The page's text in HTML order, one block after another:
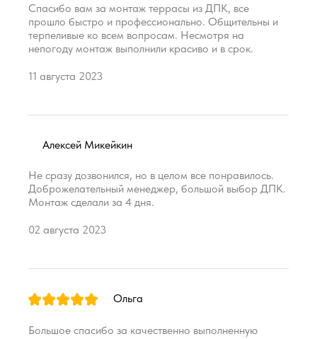
Спасибо вам за монтаж террасы из ДПК, все
прошло быстро и профессионально. Общительны и
терпеливые ко всем вопросам. Несмотря на
непогоду монтаж выполнили красиво и в срок.
11 августа 2023
Алексей Микейкин
Не сразу дозвонился, но в целом все понравилось.
Доброжелательный менеджер, большой выбор ДПК.
Монтаж сделали за 4 дня.
02 августа 2023
Ольга
Большое спасибо за качественно выполненную